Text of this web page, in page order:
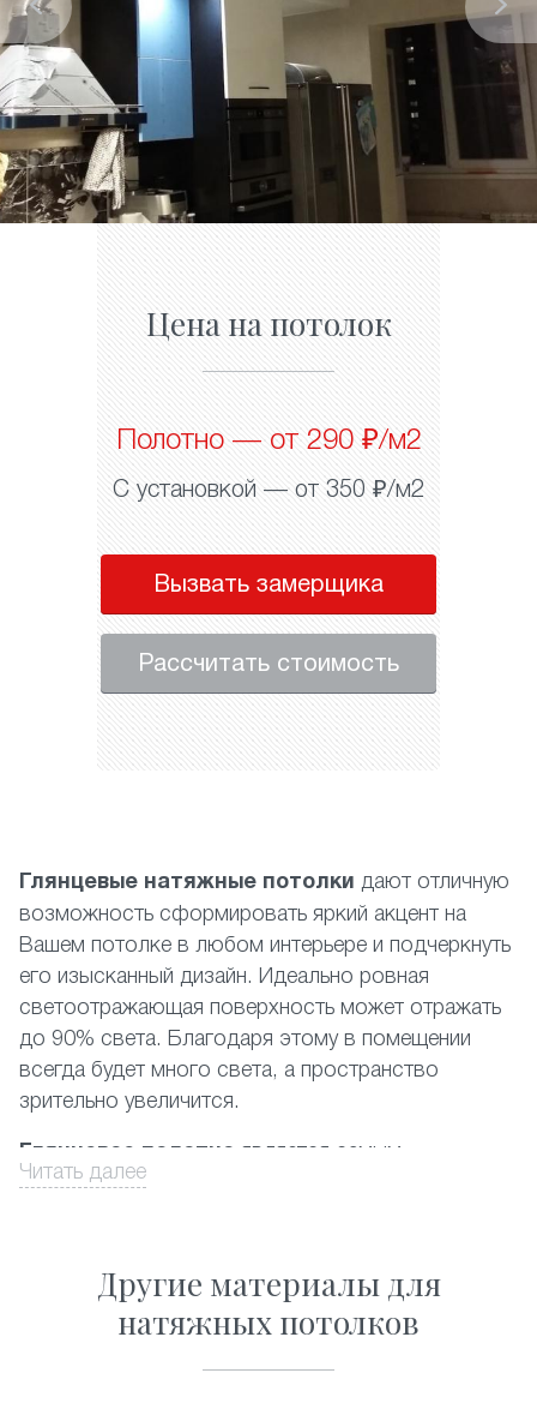
Цена на потолок
Полотно — от 290 ₽/м2
С установкой — от 350 ₽/м2
Вызвать замерщика
Рассчитать стоимость
Глянцевые натяжные потолки дают отличную
возможность сформировать яркий акцент на
Вашем потолке в любом интерьере и подчеркнуть
его изысканный дизайн. Идеально ровная
светоотражающая поверхность может отражать
до 90% света. Благодаря этому в помещении
всегда будет много света, а пространство
зрительно увеличится.
Глянцевое полотно является самым
популярным среди фактур, представленных на
светлые цвета. Производится глянцевый
качества. Данный материал полностью
соответствует существующим экологическим
Читать далее
Другие материалы для
натяжных потолков